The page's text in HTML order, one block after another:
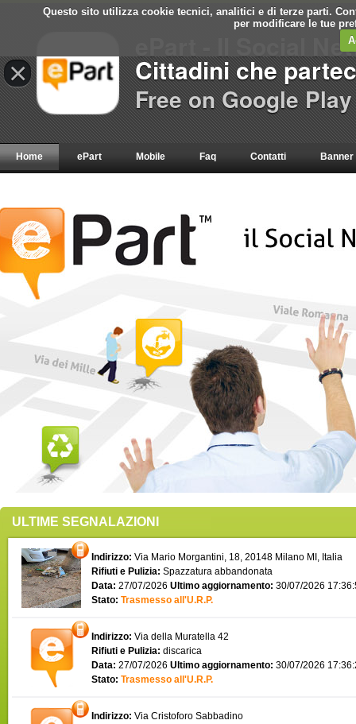
Questo sito utilizza cookie tecnici, analitici e di terze parti.
per modificare le tue
Home ePart Mobile Faq Contatti Banner
ULTIME SEGNALAZIONI
Indirizzo: Via Mario Morgantini, 18, 20148 Milano MI, Italia
Rifiuti e Pulizia: Spazzatura abbandonata
Data: 27/07/2026 Ultimo aggiornamento: 30/07/2026
Stato: Trasmesso all'U.R.P.
Indirizzo: Via della Muratella 42
Rifiuti e Pulizia: discarica
Data: 27/07/2026 Ultimo aggiornamento: 30/07/2026
Stato: Trasmesso all'U.R.P.
Indirizzo: Via Cristoforo Sabbadino
×
ePart - Il Social
Cittadini che
Free on Google Play